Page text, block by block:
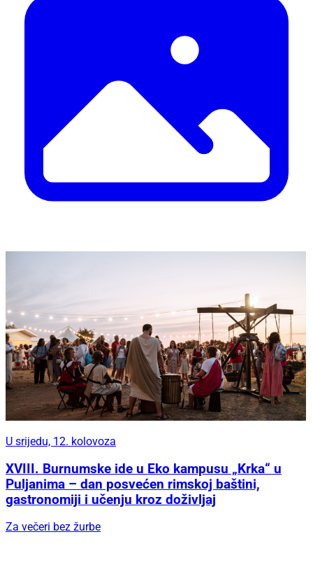
U srijedu, 12. kolovoza
XVIII. Burnumske ide u Eko kampusu „Krka“ u
Puljanima – dan posvećen rimskoj baštini,
gastronomiji i učenju kroz doživljaj
Za večeri bez žurbe